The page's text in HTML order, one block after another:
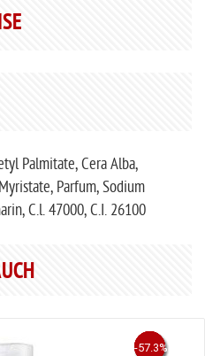
Palmitate, Cera Alba,
Parfum, Sodium
C.l. 47000, C.I. 26100
-50%
-50.4%
-46.2%
-47.3%
-57.3%